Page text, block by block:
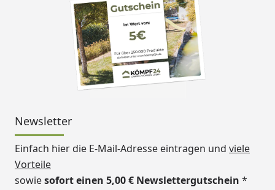
Newsletter
Einfach hier die E-Mail-Adresse eintragen und viele
Vorteile
sowiesofort einen 5,00 € Newslettergutschein *